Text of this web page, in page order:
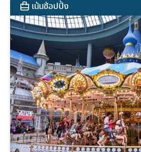
เน้นช้อปปิ้ง